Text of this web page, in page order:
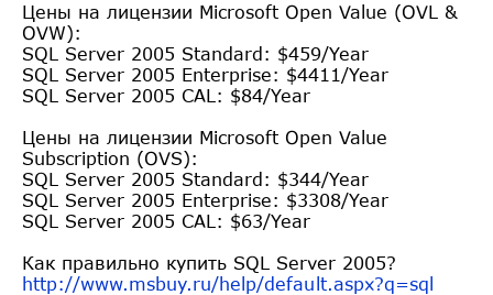
Цены на лицензии Microsoft Open Value (OVL &
OVW):
SQL Server 2005 Standard: $459/Year
SQL Server 2005 Enterprise: $4411/Year
SQL Server 2005 CAL: $84/Year
Цены на лицензии Microsoft Open Value
Subscription (OVS):
SQL Server 2005 Standard: $344/Year
SQL Server 2005 Enterprise: $3308/Year
SQL Server 2005 CAL: $63/Year
Как правильно купить SQL Server 2005?
http://www.msbuy.ru/help/default.aspx?q=sql